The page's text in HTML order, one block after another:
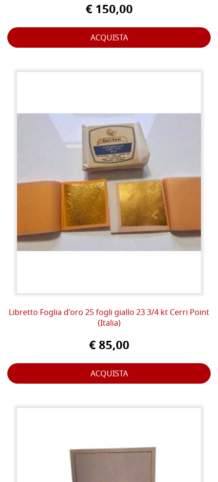
€ 150,00
ACQUISTA
Libretto Foglia d'oro 25 fogli giallo 23 3/4 kt Cerri Point
(Italia)
€ 85,00
ACQUISTA